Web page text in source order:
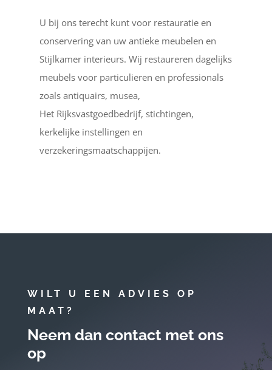
U bij ons terecht kunt voor restauratie en
conservering van uw antieke meubelen en
Stijlkamer interieurs. Wij restaureren dagelijks
meubels voor particulieren en professionals
zoals antiquairs, musea,
Het Rijksvastgoedbedrijf, stichtingen,
kerkelijke instellingen en
verzekeringsmaatschappijen.
WILT U EEN ADVIES OP
MAAT?
Neem dan contact met ons
op